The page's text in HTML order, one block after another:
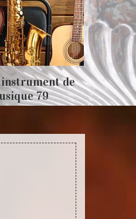
instrument de
79